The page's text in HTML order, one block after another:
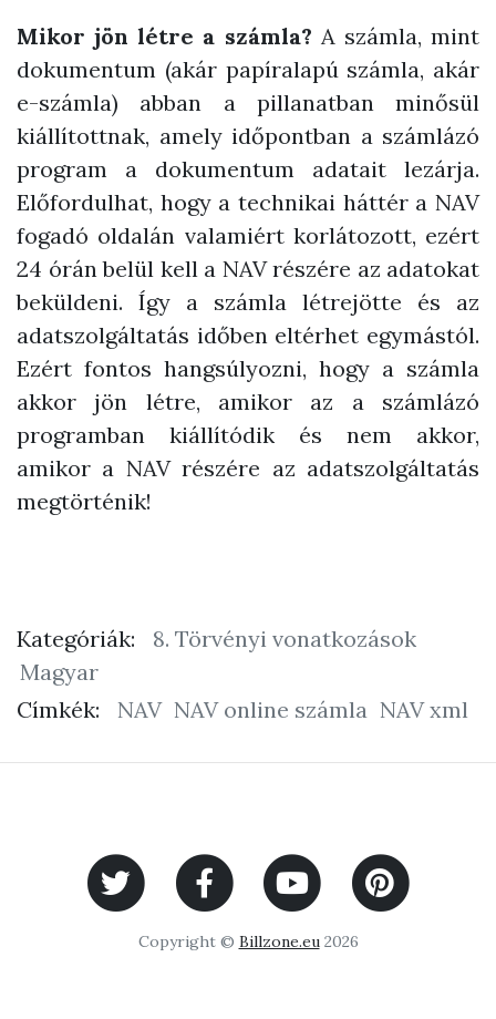
Mikor jön létre a számla? A számla, mint
dokumentum (akár papíralapú számla, akár
e-számla) abban a pillanatban minősül
kiállítottnak, amely időpontban a számlázó
program a dokumentum adatait lezárja.
Előfordulhat, hogy a technikai háttér a NAV
fogadó oldalán valamiért korlátozott, ezért
24 órán belül kell a NAV részére az adatokat
beküldeni. Így a számla létrejötte és az
adatszolgáltatás időben eltérhet egymástól.
Ezért fontos hangsúlyozni, hogy a számla
akkor jön létre, amikor az a számlázó
programban kiállítódik és nem akkor,
amikor a NAV részére az adatszolgáltatás
megtörténik!
Kategóriák:
8. Törvényi vonatkozások
Magyar
Címkék:
NAV NAV online számla NAV xml
Copyright © Billzone.eu2026